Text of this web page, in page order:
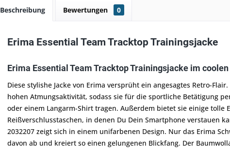
Beschreibung Bewertungen 0
Erima Essential Team Tracktop Trainingsjacke
Erima Essential Team Tracktop Trainingsjacke im
Diese stylishe Jacke von Erima versprüht ein angesagtes Retro-
hohen Atmungsaktivität, sodass sie für die sportliche Betätigung
oder einem Langarm-Shirt tragen. Außerdem bietet sie einige tolle
Reißverschlusstaschen, in denen Du Dein Smartphone verstauen
2032207 zeigt sich in einem unifarbenen Design. Nur das Erima
davon ab und kreiert so einen gelungenen Blickfang. Der